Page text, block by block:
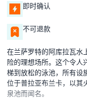
即时确认
不可退款
在兰萨罗特的阿库拉瓦水
险的理想场所。这个令人
梯到放松的泳池，所有设
位于普拉亚布兰卡，以其
泉池而闻名。